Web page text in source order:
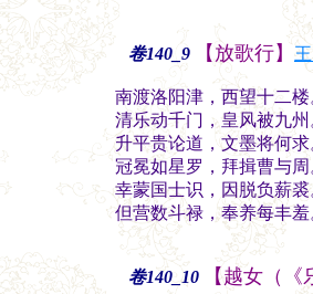
卷140_9 【放歌行】
南渡洛阳津，西望十二
清乐动千门，皇风被九
升平贵论道，文墨将何
冠冕如星罗，拜揖曹与
幸蒙国士识，因脱负薪
但营数斗禄，奉养每丰
卷140_10 【越女（